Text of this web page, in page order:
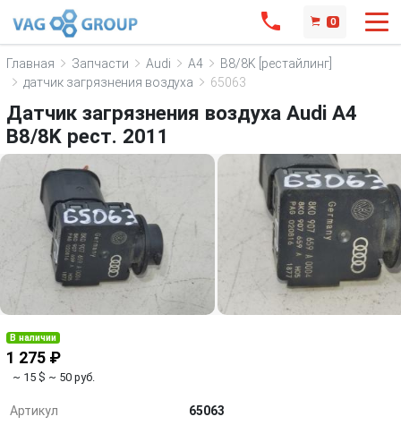
0
Главная Запчасти Audi A4
B8/8K [рестайлинг]
датчик загрязнения воздуха
65063
Датчик загрязнения воздуха Audi A4
B8/8K рест. 2011
В наличии
1 275 ₽
~ 15 $ ~ 50 руб.
Артикул
65063